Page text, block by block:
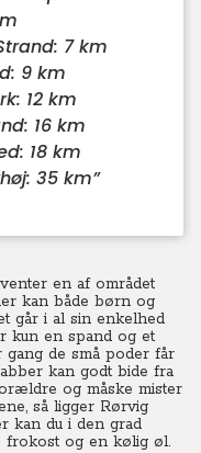
7 km
9 km
12 km
16 km
18 km
35 km”
en af området
kan både børn og
går i al sin enkelhed
kun en spand og et
de små poder får
kan godt bide fra
og måske mister
så ligger Rørvig
kan du i den grad
frokost og en kølig øl.